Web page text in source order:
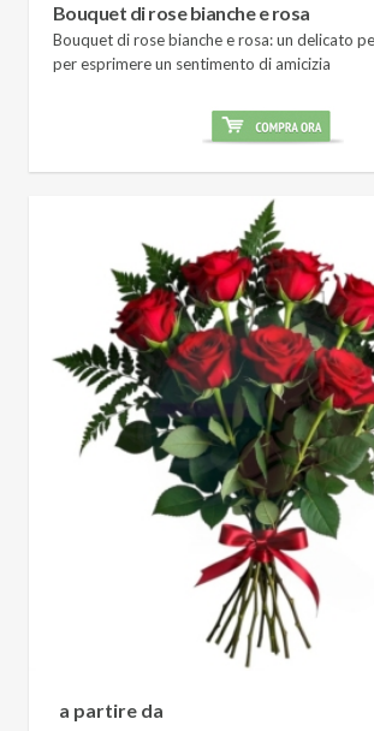
Bouquet di rose bianche e rosa
Bouquet di rose bianche e rosa: un delicato
per esprimere un sentimento di amicizia
a partire da